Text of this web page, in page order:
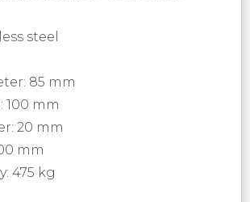
steel
85 mm
100 mm
20 mm
mm
475 kg